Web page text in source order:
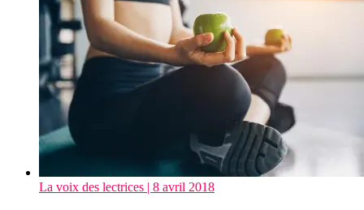
La voix des lectrices | 8 avril 2018